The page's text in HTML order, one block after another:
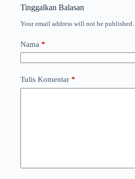
Tinggalkan Balasan
Your email address will not be published.
Nama *
Tulis Komentar *